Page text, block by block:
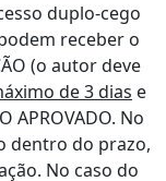
duplo-cego
receber o
(o autor deve
de 3 dias e
APROVADO. No
dentro do prazo,
No caso do